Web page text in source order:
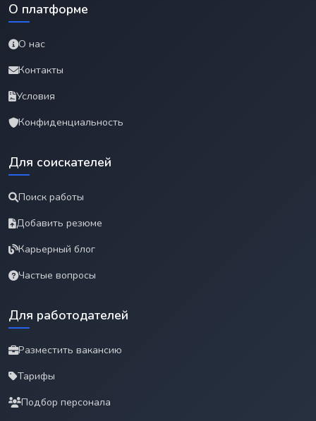
О платформе
О нас
Контакты
Условия
Конфиденциальность
Для соискателей
Поиск работы
Добавить резюме
Карьерный блог
Частые вопросы
Для работодателей
Разместить вакансию
Тарифы
Подбор персонала